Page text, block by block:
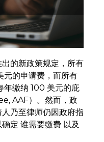
的新政策规定，所有
元的申请费，而所有
年缴纳 100 美元的庇
AAF）。然而，政
乃至律师仍因政府指
定 谁需要缴费 以及